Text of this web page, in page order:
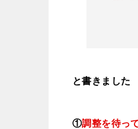
と書きました
①調整を待っ